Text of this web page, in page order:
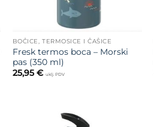
BOČICE, TERMOSICE I ČAŠICE
Fresk termos boca – Morski
pas (350 ml)
25,95 € uklj. PDV